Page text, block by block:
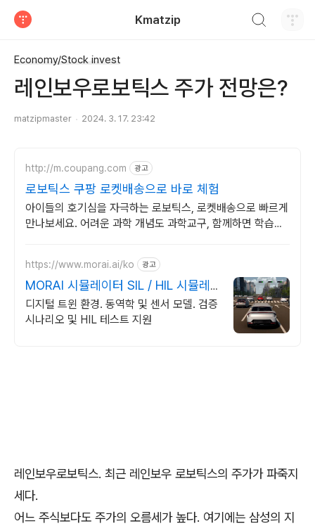
Kmatzip
Economy/Stock invest
레인보우로보틱스 주가 전망은?
matzipmaster 2024. 3. 17. 23:42
http://m.coupang.com 광고
로보틱스 쿠팡 로켓배송으로 바로 체험
아이들의 호기심을 자극하는 로보틱스, 로켓배송으로 빠르게
만나보세요. 어려운 과학 개념도 과학교구, 함께하면 학습이
https://www.morai.ai/ko 광고
MORAI 시뮬레이터 SIL / HIL 시뮬레
이션
디지털 트윈 환경. 동역학 및 센서 모델. 검증
시나리오 및 HIL 테스트 지원
레인보우로보틱스. 최근 레인보우 로보틱스의 주가가 파죽지
세다.
어느 주식보다도 주가의 오름세가 높다. 여기에는 삼성의 지